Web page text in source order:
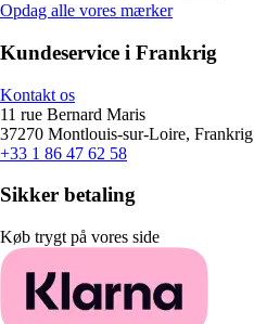
Opdag alle vores mærker
Kundeservice i Frankrig
Kontakt os
11 rue Bernard Maris
37270 Montlouis-sur-Loire, Frankrig
+33 1 86 47 62 58
Sikker betaling
Køb trygt på vores side